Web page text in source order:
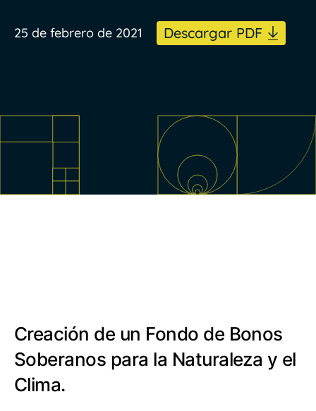
25 de febrero de 2021 Descargar PDF
Creación de un Fondo de Bonos
Soberanos para la Naturaleza y el
Clima.